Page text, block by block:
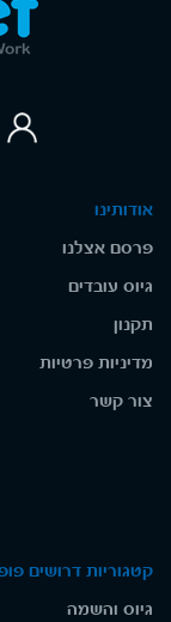
אודותינו
פרסם אצלנו
גיוס עובדים
תקנון
מדיניות פרטיות
צור קשר
קטגוריות דרושים
גיוס והשמה